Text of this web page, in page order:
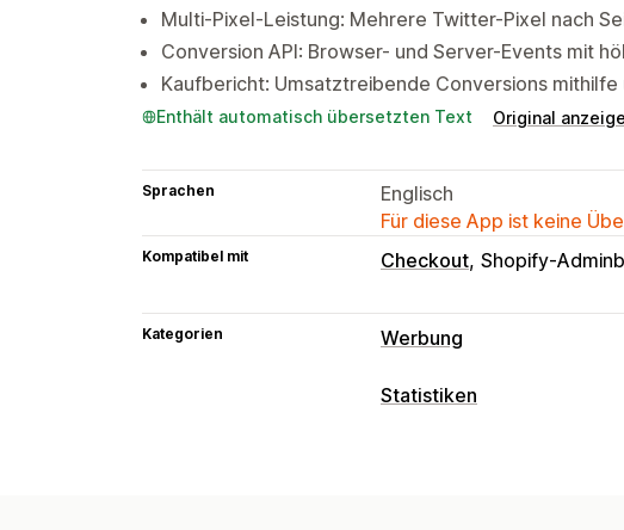
Multi-Pixel-Leistung: Mehrere Twitter-Pixel nach
Conversion API: Browser- und Server-Events mit
Kaufbericht: Umsatztreibende Conversions
Enthält automatisch übersetzten Text Original
Sprachen
Englisch
Für diese App ist keine
Kompatibel mit Checkout Shopify-
Kategorien Werbung
Targeting
Statistiken